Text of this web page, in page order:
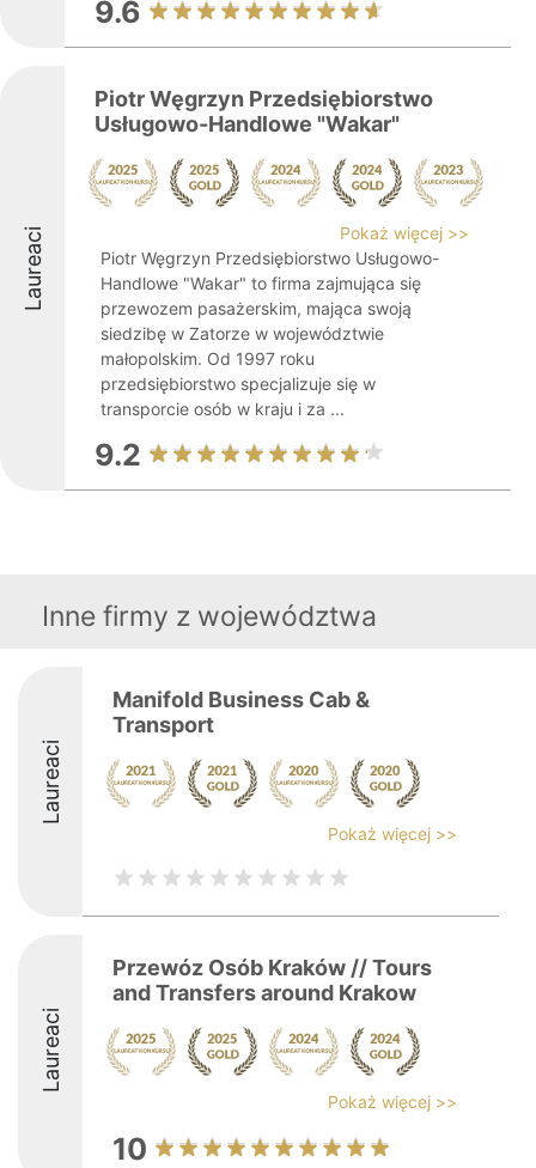
9.6
Laureaci
Piotr Węgrzyn Przedsiębiorstwo
Usługowo-Handlowe "Wakar"
Pokaż więcej >>
Piotr Węgrzyn Przedsiębiorstwo Usługowo-
Handlowe "Wakar" to firma zajmująca się
przewozem pasażerskim, mająca swoją
siedzibę w Zatorze w województwie
małopolskim. Od 1997 roku
przedsiębiorstwo specjalizuje się w
transporcie osób w kraju i za ...
9.2
Inne firmy z województwa
Laureaci
Manifold Business Cab &
Transport
Pokaż więcej >>
Laureaci
Przewóz Osób Kraków // Tours
and Transfers around Krakow
Pokaż więcej >>
10